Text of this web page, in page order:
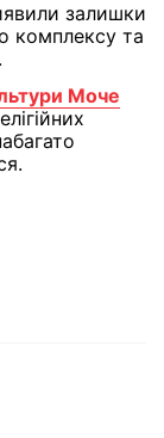
залишки
комплексу та
Моче
у Messenger
у LinkedIn
news
Viber
у LinkedIn